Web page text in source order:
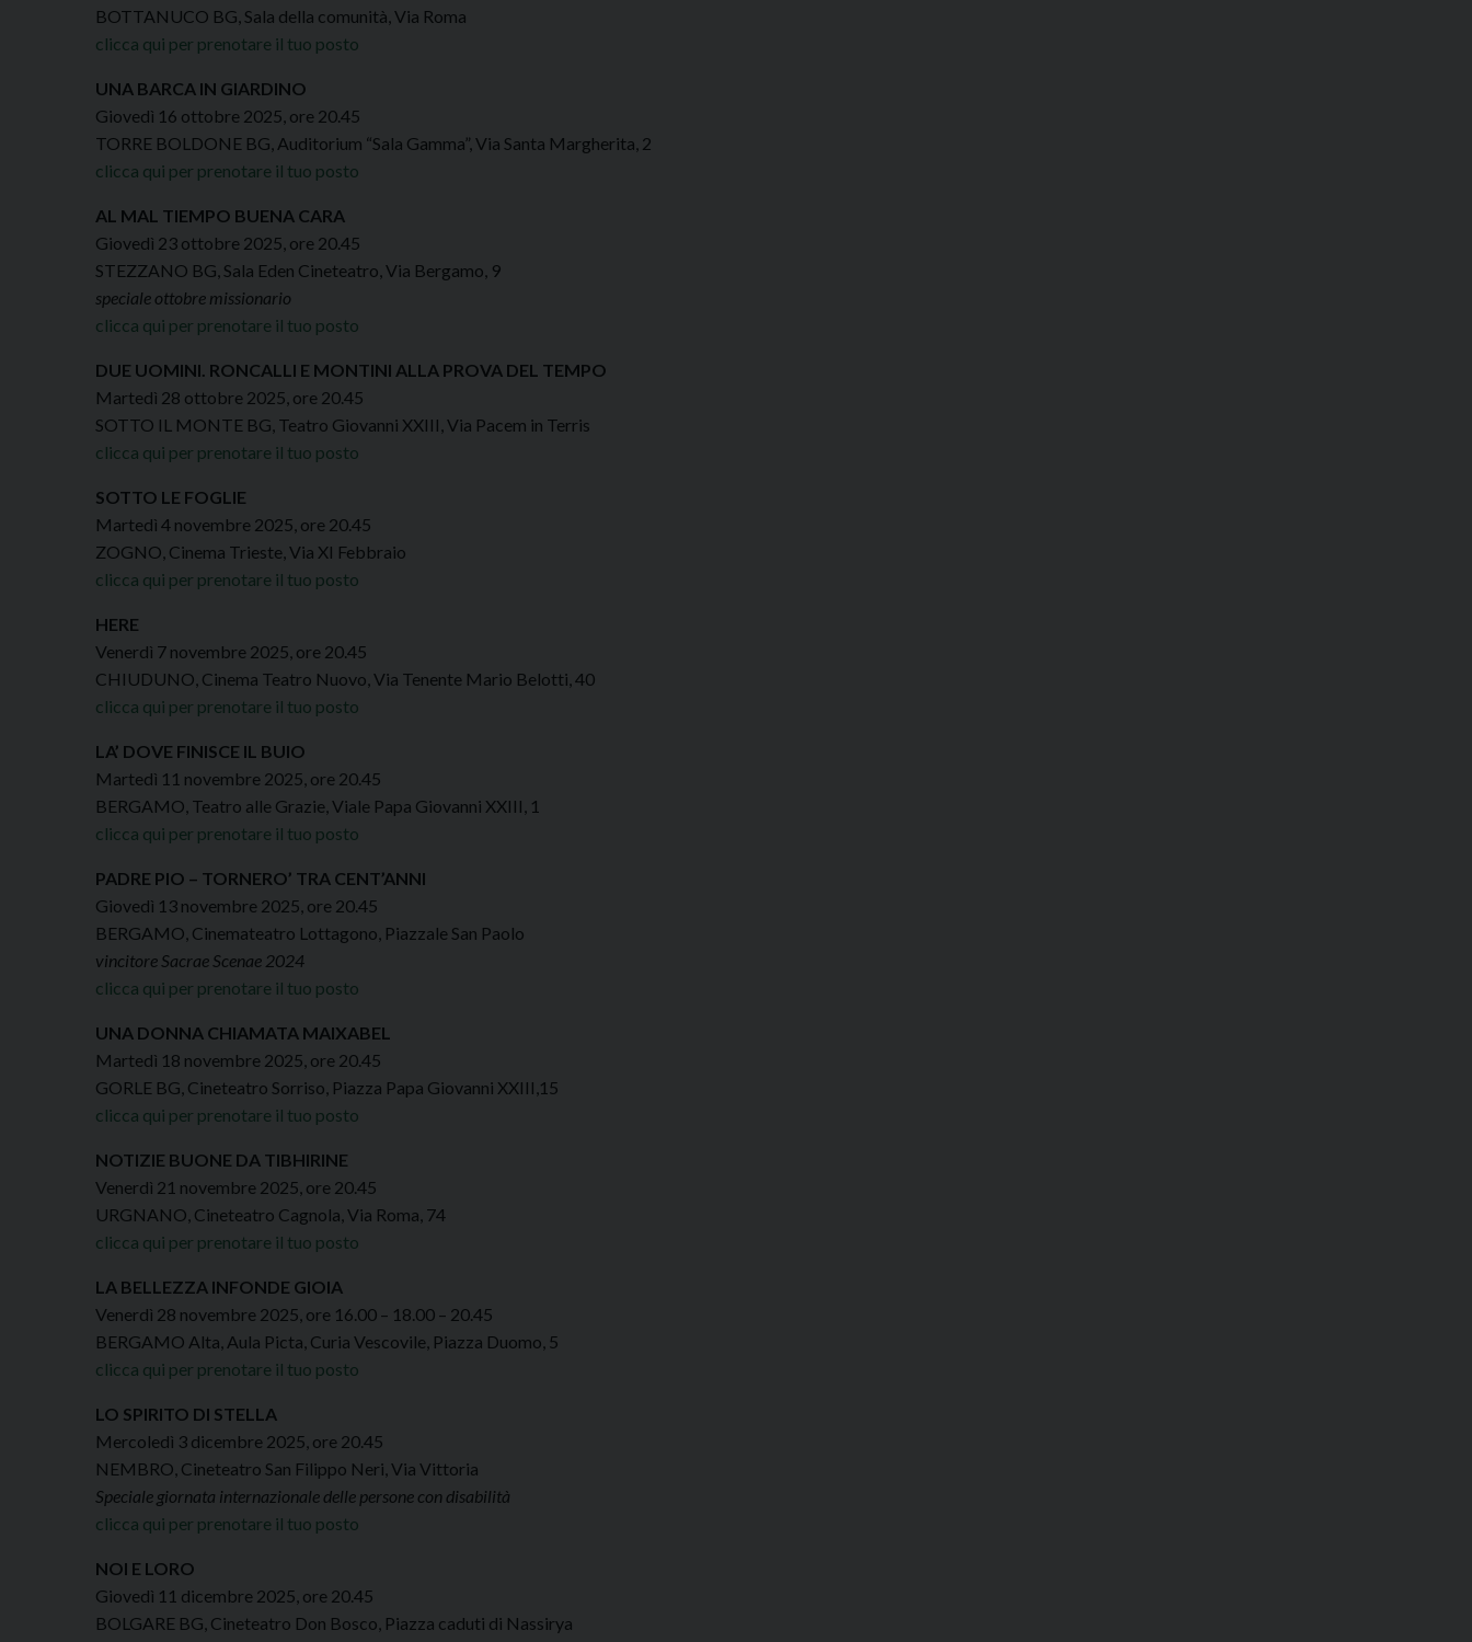
BOTTANUCO BG, Sala della comunità, Via Roma
clicca qui per prenotare il tuo posto
UNA BARCA IN GIARDINO
Giovedì 16 ottobre 2025, ore 20.45
TORRE BOLDONE BG, Auditorium “Sala Gamma”, Via Santa Margherita, 2
clicca qui per prenotare il tuo posto
AL MAL TIEMPO BUENA CARA
Giovedì 23 ottobre 2025, ore 20.45
STEZZANO BG, Sala Eden Cineteatro, Via Bergamo, 9
speciale ottobre missionario
clicca qui per prenotare il tuo posto
DUE UOMINI. RONCALLI E MONTINI ALLA PROVA DEL TEMPO
Martedì 28 ottobre 2025, ore 20.45
SOTTO IL MONTE BG, Teatro Giovanni XXIII, Via Pacem in Terris
clicca qui per prenotare il tuo posto
SOTTO LE FOGLIE
Martedì 4 novembre 2025, ore 20.45
ZOGNO, Cinema Trieste, Via XI Febbraio
clicca qui per prenotare il tuo posto
HERE
Venerdì 7 novembre 2025, ore 20.45
CHIUDUNO, Cinema Teatro Nuovo, Via Tenente Mario Belotti, 40
clicca qui per prenotare il tuo posto
LA’ DOVE FINISCE IL BUIO
Martedì 11 novembre 2025, ore 20.45
BERGAMO, Teatro alle Grazie, Viale Papa Giovanni XXIII, 1
clicca qui per prenotare il tuo posto
PADRE PIO – TORNERO’ TRA CENT’ANNI
Giovedì 13 novembre 2025, ore 20.45
BERGAMO, Cinemateatro Lottagono, Piazzale San Paolo
vincitore Sacrae Scenae 2024
clicca qui per prenotare il tuo posto
UNA DONNA CHIAMATA MAIXABEL
Martedì 18 novembre 2025, ore 20.45
GORLE BG, Cineteatro Sorriso, Piazza Papa Giovanni XXIII,15
clicca qui per prenotare il tuo posto
NOTIZIE BUONE DA TIBHIRINE
Venerdì 21 novembre 2025, ore 20.45
URGNANO, Cineteatro Cagnola, Via Roma, 74
clicca qui per prenotare il tuo posto
LA BELLEZZA INFONDE GIOIA
Venerdì 28 novembre 2025, ore 16.00 – 18.00 – 20.45
BERGAMO Alta, Aula Picta, Curia Vescovile, Piazza Duomo, 5
clicca qui per prenotare il tuo posto
LO SPIRITO DI STELLA
Mercoledì 3 dicembre 2025, ore 20.45
NEMBRO, Cineteatro San Filippo Neri, Via Vittoria
Speciale giornata internazionale delle persone con disabilità
clicca qui per prenotare il tuo posto
NOI E LORO
Giovedì 11 dicembre 2025, ore 20.45
BOLGARE BG, Cineteatro Don Bosco, Piazza caduti di Nassirya